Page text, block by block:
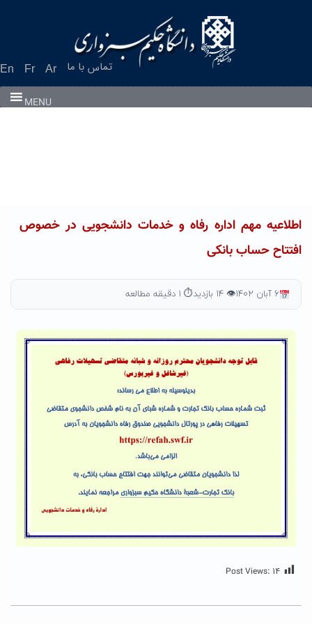
En Fr Ar تماس با ما
MENU
اطلاعیه مهم اداره رفاه و خدمات دانشجویی در خصوص
افتتاح حساب بانکی
۶ آبان ۱۴۰۲ 👁 ۱۴ بازدید ⏱ ۱ دقیقه مطالعه
Post Views: ۱۴